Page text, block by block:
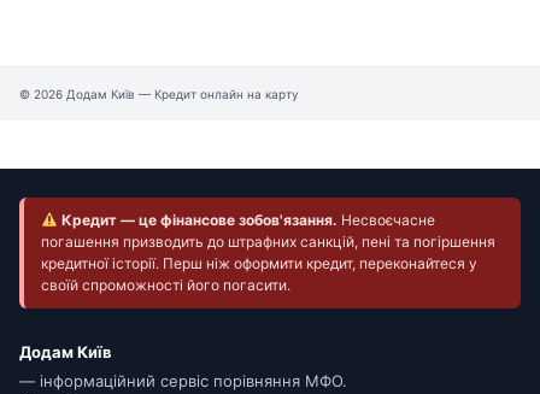
© 2026 Додам Київ — Кредит онлайн на карту
Кредит — це фінансове зобов'язання. Несвоєчасне
погашення призводить до штрафних санкцій, пені та погіршення
кредитної історії. Перш ніж оформити кредит, переконайтеся у
своїй спроможності його погасити.
Додам Київ
— інформаційний сервіс порівняння МФО.